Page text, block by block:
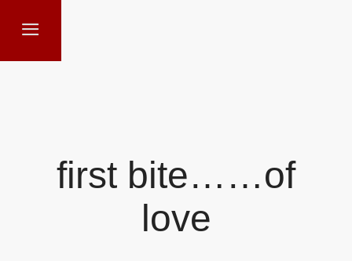
first bite……of
love